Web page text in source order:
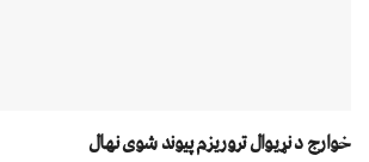
خوارج د نړیوال تروریزم پیوند شوی نهال